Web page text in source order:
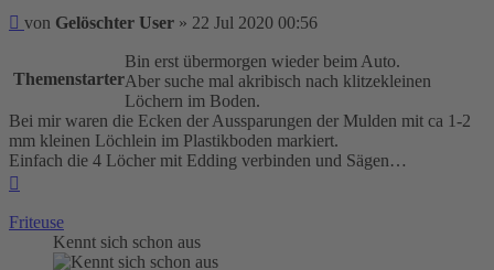
Beitrag
von Gelöschter User » 22 Jul 2020 00:56
Themenstarter
Bin erst übermorgen wieder beim Auto.
Aber suche mal akribisch nach klitzekleinen
Löchern im Boden.
Bei mir waren die Ecken der Aussparungen der Mulden mit ca 1-2
mm kleinen Löchlein im Plastikboden markiert.
Einfach die 4 Löcher mit Edding verbinden und Sägen…
Friteuse
Kennt sich schon aus